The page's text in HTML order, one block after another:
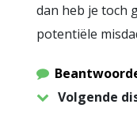
dan heb je toch
potentiële
Volgende